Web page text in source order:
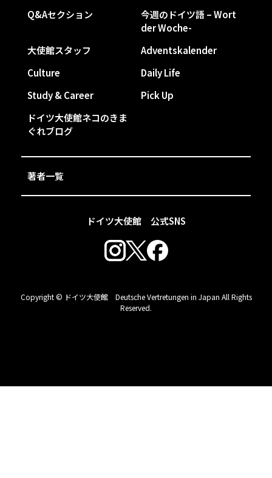
ドイツ大使館 公式SNS
Q&Aセクション
今週のドイツ語 – Wort
der Woche-
大使館スタッフ
Adventskalender
Culture
Daily Life
Study & Career
Pick Up
ドイツ大使館ネコのきま
ぐれブログ
著者一覧
Copyright © ドイツ大使館 Deutsche Vertretungen in Japan All Rights
Reserved.